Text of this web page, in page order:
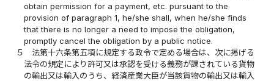
obtain permission for a payment, etc. pursuant to the
provision of paragraph 1, he/she shall, when he/she finds
that there is no longer a need to impose the obligation,
promptly cancel the obligation by a public notice.
５
法第十六条第五項に規定する政令で定める場合は、次に掲げる
法令の規定により許可又は承認を受ける義務が課されている貨物
の輸出又は輸入のうち、経済産業大臣が当該貨物の輸出又は輸入